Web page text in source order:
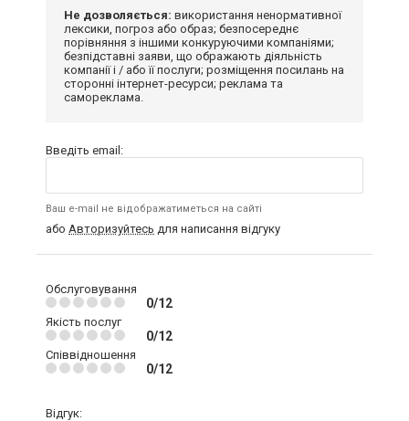
Не дозволяється: використання ненормативної
лексики, погроз або образ; безпосереднє
порівняння з іншими конкуруючими компаніями;
безпідставні заяви, що ображають діяльність
компанії і / або її послуги; розміщення посилань на
сторонні інтернет-ресурси; реклама та
самореклама.
Введіть email:
Ваш e-mail не відображатиметься на сайті
або Авторизуйтесь для написання відгуку
Обслуговування
0/12
Якість послуг
0/12
Співвідношення
0/12
Відгук: